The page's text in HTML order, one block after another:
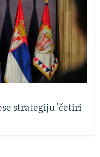
strategiju 'četiri